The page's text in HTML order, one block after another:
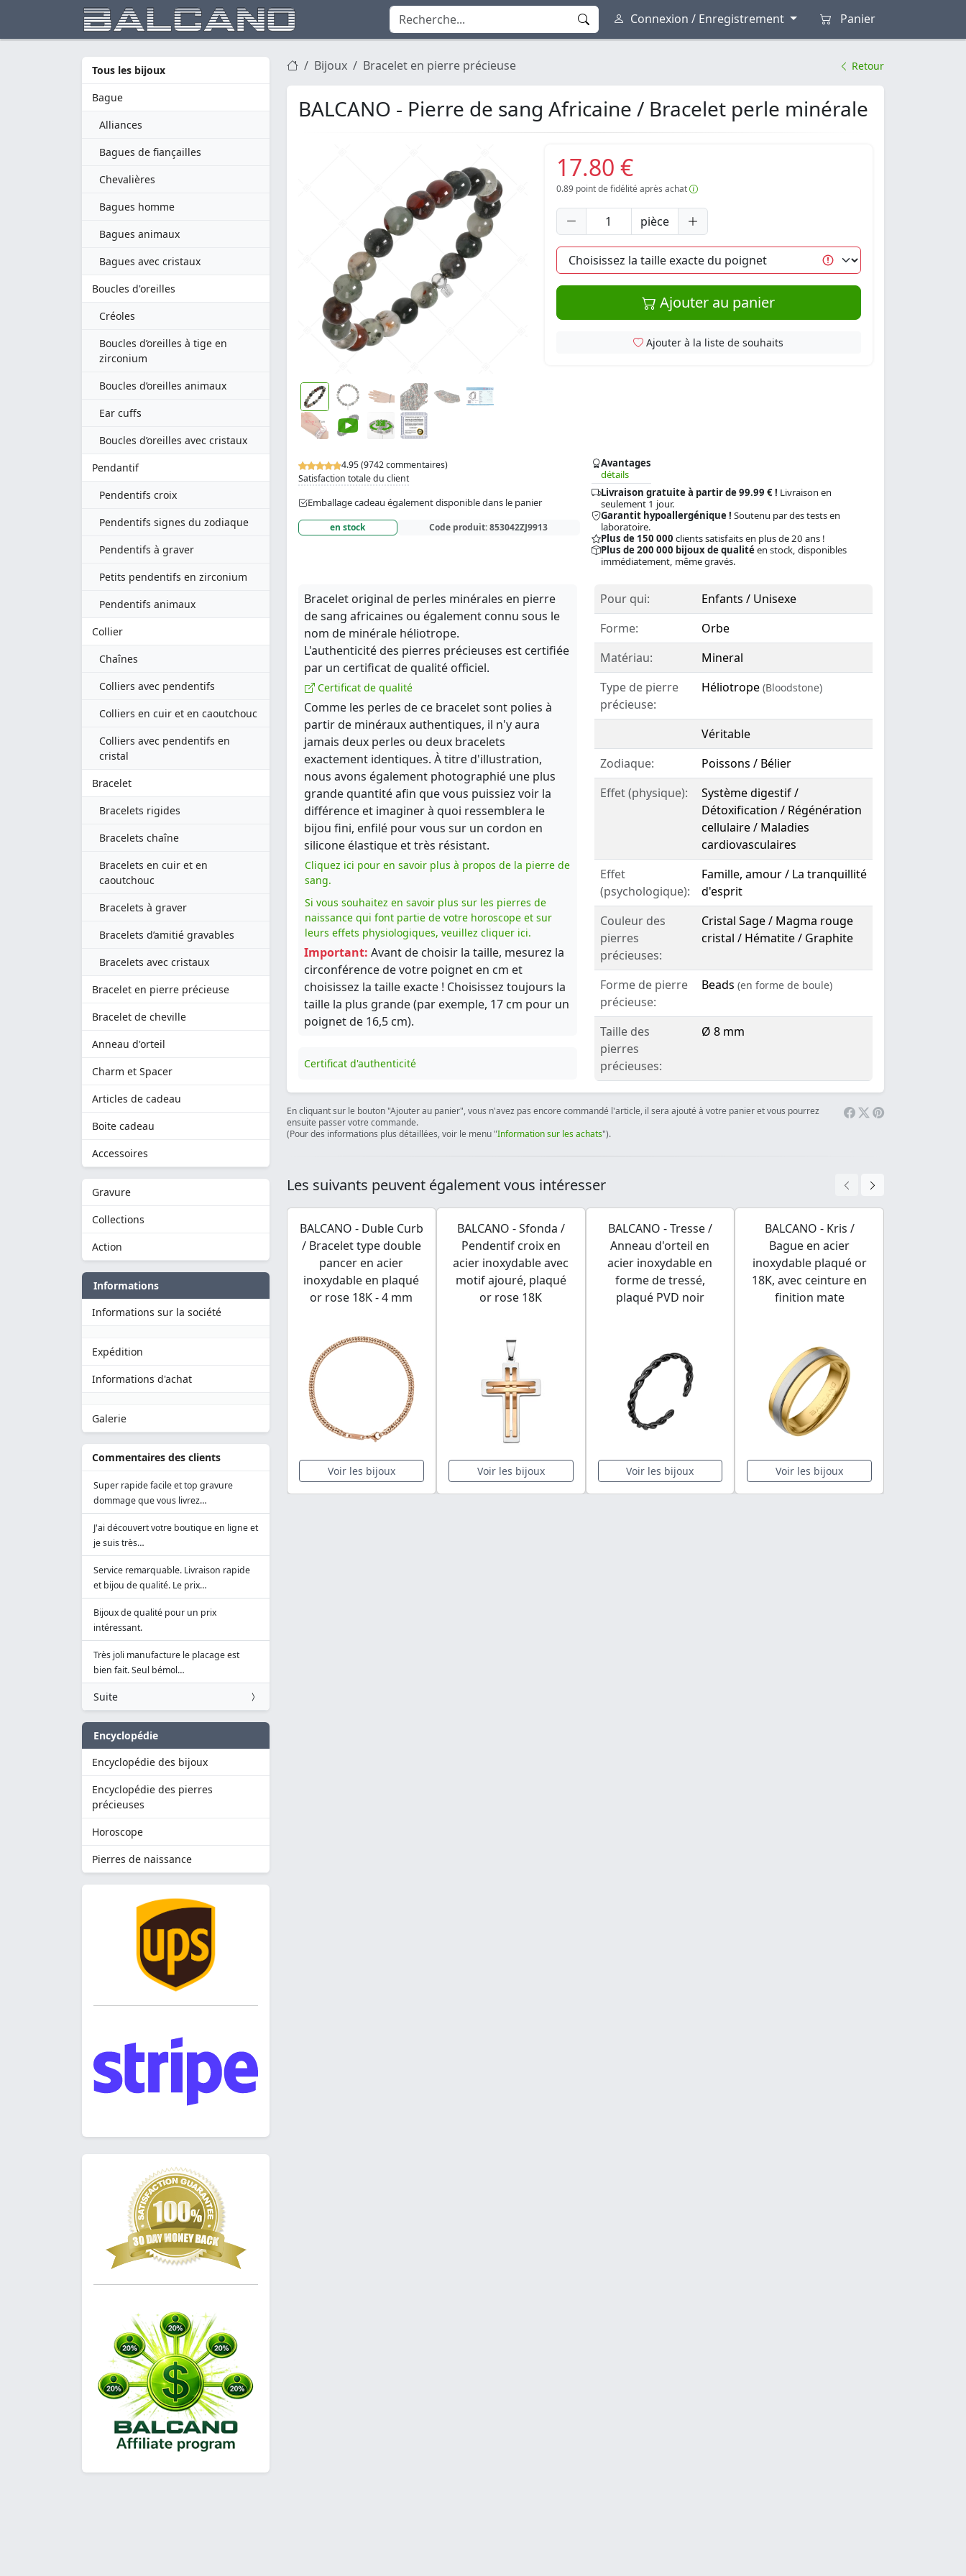
Connexion / Enregistrement Panier
Tous les bijoux
Bague
Alliances
Bagues de fiançailles
Chevalières
Bagues homme
Bagues animaux
Bagues avec cristaux
Boucles d'oreilles
Créoles
Boucles d’oreilles à tige en
zirconium
Boucles d’oreilles animaux
Ear cuffs
Boucles d’oreilles avec cristaux
Pendantif
Pendentifs croix
Pendentifs signes du zodiaque
Pendentifs à graver
Petits pendentifs en zirconium
Pendentifs animaux
Collier
Chaînes
Colliers avec pendentifs
Colliers en cuir et en caoutchouc
Colliers avec pendentifs en
cristal
Bracelet
Bracelets rigides
Bracelets chaîne
Bracelets en cuir et en
caoutchouc
Bracelets à graver
Bracelets d’amitié gravables
Bracelets avec cristaux
Bracelet en pierre précieuse
Bracelet de cheville
Anneau d'orteil
Charm et Spacer
Articles de cadeau
Boite cadeau
Accessoires
Gravure
Collections
Action
Informations
Informations sur la société
Expédition
Informations d'achat
Galerie
Commentaires des clients
Super rapide facile et top gravure
dommage que vous livrez…
J'ai découvert votre boutique en ligne et
je suis très…
Service remarquable. Livraison rapide
et bijou de qualité. Le prix…
Bijoux de qualité pour un prix
intéressant.
Très joli manufacture le placage est
bien fait. Seul bémol…
Suite
Encyclopédie
Encyclopédie des bijoux
Encyclopédie des pierres
précieuses
Horoscope
Pierres de naissance
Bijoux Bracelet en pierre précieuse Retour
BALCANO - Pierre de sang Africaine / Bracelet perle minérale
4.95 (9742 commentaires)
Satisfaction totale du client
Emballage cadeau également disponible dans le panier
en stock Code produit:853042ZJ9913
Avantages
détails
Livraison gratuite à partir de 99.99 € ! Livraison en
seulement 1 jour.
Garantit hypoallergénique ! Soutenu par des tests en
laboratoire.
Plus de 150 000 clients satisfaits en plus de 20 ans !
Plus de 200 000 bijoux de qualitéen stock, disponibles
immédiatement, même gravés.
17.80 €
0.89point de fidélité après achat
pièce
Ajouter au panier
Ajouter à la liste de souhaits
Bracelet original de perles minérales en pierre
de sang africaines ou également connu sous le
nom de minérale héliotrope.
L'authenticité des pierres précieuses est certifiée
par un certificat de qualité officiel.
Certificat de qualité
Comme les perles de ce bracelet sont polies à
partir de minéraux authentiques, il n'y aura
jamais deux perles ou deux bracelets
exactement identiques. À titre d'illustration,
nous avons également photographié une plus
grande quantité afin que vous puissiez voir la
différence et imaginer à quoi ressemblera le
bijou fini, enfilé pour vous sur un cordon en
silicone élastique et très résistant.
Cliquez ici pour en savoir plus à propos de la pierre de
sang.
Si vous souhaitez en savoir plus sur les pierres de
naissance qui font partie de votre horoscope et sur
leurs effets physiologiques, veuillez cliquer ici.
Important: Avant de choisir la taille, mesurez la
circonférence de votre poignet en cm et
choisissez la taille exacte ! Choisissez toujours la
taille la plus grande (par exemple, 17 cm pour un
poignet de 16,5 cm).
Certificat d'authenticité
Pour qui:
Enfants / Unisexe
Forme:
Orbe
Matériau:
Mineral
Type de pierre
précieuse:
Héliotrope (Bloodstone)
Véritable
Zodiaque:
Poissons / Bélier
Effet (physique):
Système digestif /
Détoxification / Régénération
cellulaire / Maladies
cardiovasculaires
Effet
(psychologique):
Famille, amour / La tranquillité
d'esprit
Couleur des
pierres
précieuses:
Cristal Sage / Magma rouge
cristal / Hématite / Graphite
Forme de pierre
précieuse:
Beads (en forme de boule)
Taille des
pierres
précieuses:
Ø 8 mm
En cliquant sur le bouton "Ajouter au panier", vous n'avez pas encore commandé l'article, il sera ajouté à votre panier et vous pourrez
ensuite passer votre commande.
(Pour des informations plus détaillées, voir le menu "Information sur les achats").
Les suivants peuvent également vous intéresser
BALCANO - Duble Curb
/ Bracelet type double
pancer en acier
inoxydable en plaqué
or rose 18K - 4 mm
Voir les bijoux
BALCANO - Sfonda /
Pendentif croix en
acier inoxydable avec
motif ajouré, plaqué
or rose 18K
Voir les bijoux
BALCANO - Tresse /
Anneau d'orteil en
acier inoxydable en
forme de tressé,
plaqué PVD noir
Voir les bijoux
BALCANO - Kris /
Bague en acier
inoxydable plaqué or
18K, avec ceinture en
finition mate
Voir les bijoux